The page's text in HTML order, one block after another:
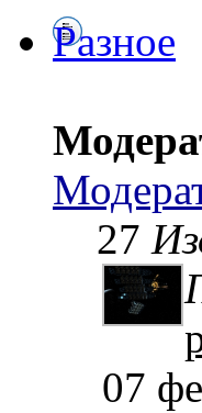
Разное
27
07